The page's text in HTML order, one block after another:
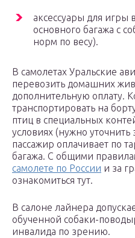
аксессуары для игры
основного багажа с
норм по весу).
В самолетах Уральские
перевозить домашних
дополнительную оплату.
транспортировать на
птиц в специальных
условиях (нужно уточнить
пассажир оплачивает по
багажа. С общими
самолете по России и за
ознакомиться тут.
В салоне лайнера
обученной собаки-
инвалида по зрению.